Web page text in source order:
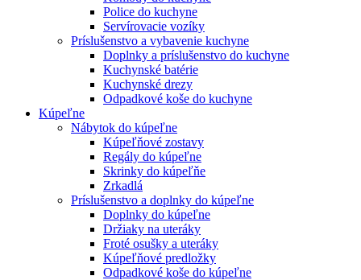
Police do kuchyne
Servírovacie vozíky
Príslušenstvo a vybavenie kuchyne
Doplnky a príslušenstvo do kuchyne
Kuchynské batérie
Kuchynské drezy
Odpadkové koše do kuchyne
Kúpeľne
Nábytok do kúpeľne
Kúpeľňové zostavy
Regály do kúpeľne
Skrinky do kúpeľňe
Zrkadlá
Príslušenstvo a doplnky do kúpeľne
Doplnky do kúpeľne
Držiaky na uteráky
Froté osušky a uteráky
Kúpeľňové predložky
Odpadkové koše do kúpeľne